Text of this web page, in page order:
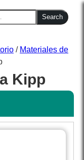
Search
/ Materiales de
Kipp